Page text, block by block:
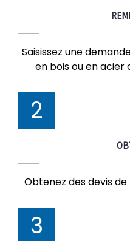
Saisissez une
en bois ou en
2
Obtenez des devis
3